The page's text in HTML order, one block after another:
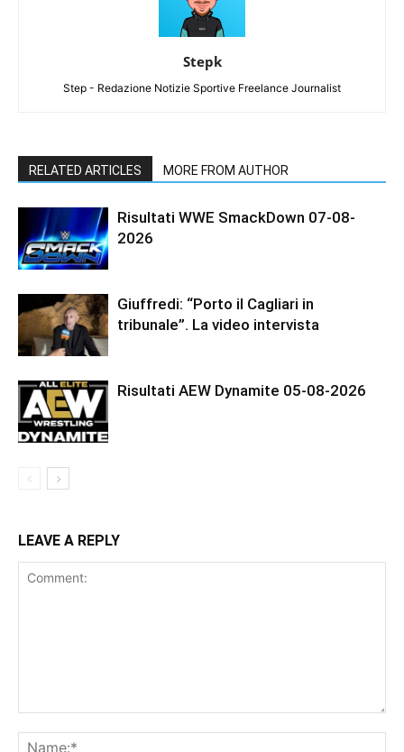
Stepk
Step - Redazione Notizie Sportive Freelance Journalist
RELATED ARTICLES MORE FROM AUTHOR
Risultati WWE SmackDown 07-08-
2026
Giuffredi: “Porto il Cagliari in
tribunale”. La video intervista
Risultati AEW Dynamite 05-08-2026
LEAVE A REPLY